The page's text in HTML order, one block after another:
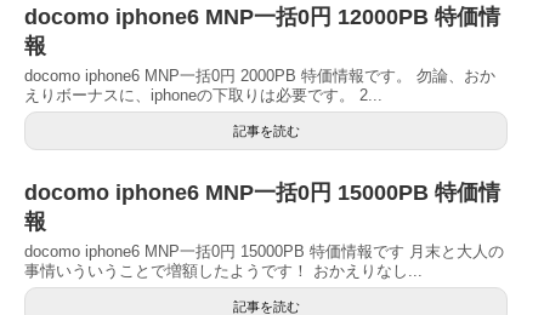
docomo iphone6 MNP一括0円 12000PB 特価情
報
docomo iphone6 MNP一括0円 2000PB 特価情報です。 勿論、おか
えりボーナスに、iphoneの下取りは必要です。 2...
記事を読む
docomo iphone6 MNP一括0円 15000PB 特価情
報
docomo iphone6 MNP一括0円 15000PB 特価情報です 月末と大人の
事情いういうことで増額したようです！ おかえりなし...
記事を読む